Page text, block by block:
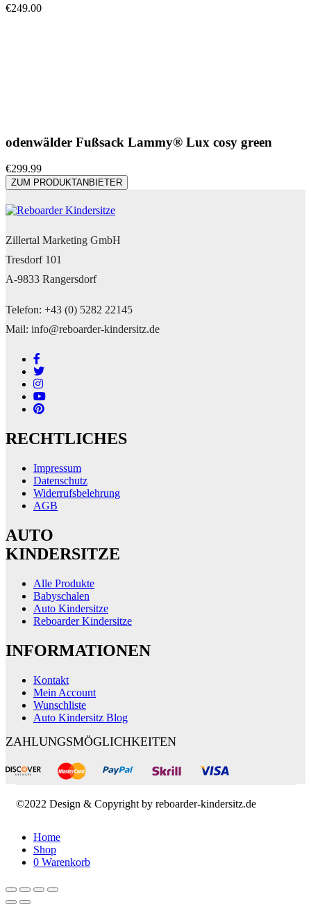
€249.00
odenwälder Fußsack Lammy® Lux cosy green
€299.99
ZUM PRODUKTANBIETER
Zillertal Marketing GmbH
Tresdorf 101
A-9833 Rangersdorf
Telefon: +43 (0) 5282 22145
Mail: info@reboarder-kindersitz.de
RECHTLICHES
Impressum
Datenschutz
Widerrufsbelehrung
AGB
AUTO
KINDERSITZE
Alle Produkte
Babyschalen
Auto Kindersitze
Reboarder Kindersitze
INFORMATIONEN
Kontakt
Mein Account
Wunschliste
Auto Kindersitz Blog
ZAHLUNGSMÖGLICHKEITEN
©2022 Design & Copyright by reboarder-kindersitz.de
Home
Shop
0 Warenkorb